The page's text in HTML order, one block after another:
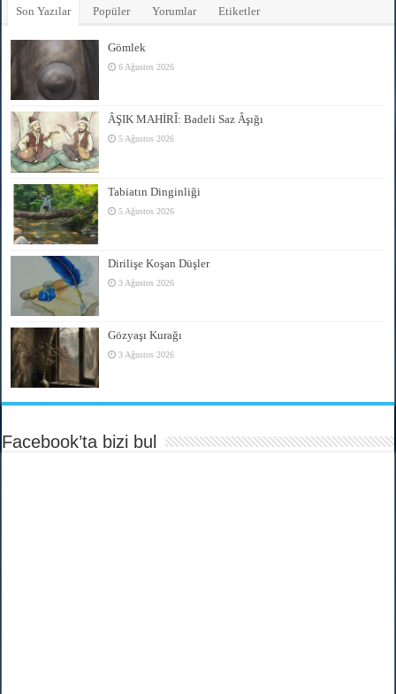
Son Yazılar Popüler Yorumlar Etiketler
Gömlek
6 Ağustos 2026
ÂŞIK MAHİRÎ: Badeli Saz Âşığı
5 Ağustos 2026
Tabiatın Dinginliği
5 Ağustos 2026
Dirilişe Koşan Düşler
3 Ağustos 2026
Gözyaşı Kurağı
3 Ağustos 2026
Facebook’ta bizi bul